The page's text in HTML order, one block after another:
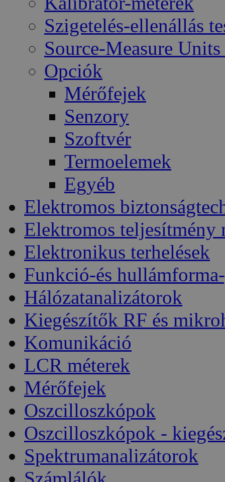
Szigetelés-ellenállás
Source-Measure
Opciók
Mérőfejek
Senzory
Szoftvér
Termoelemek
Egyéb
Elektromos
Elektromos teljesítmény
Elektronikus terhelések
Funkció-és
Hálózatanalizátorok
Kiegészítők RF és
Komunikáció
LCR méterek
Mérőfejek
Oszcilloszkópok
Oszcilloszkópok -
Spektrumanalizátorok